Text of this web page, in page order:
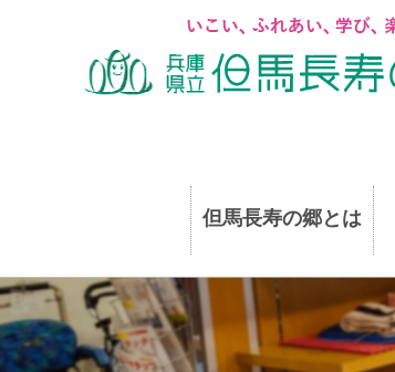
但馬長寿の郷とは